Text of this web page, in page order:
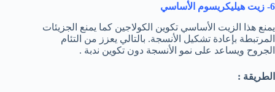
6- زيت هيليكريسوم الأساسي
يمنع هذا الزيت الأساسي تكوين الكولاجين كما يمنع الجزيئات
المرتبطة بإعادة تشكيل الأنسجة. بالتالي يعزز من التئام
الجروح ويساعد على نمو الأنسجة دون تكوين ندبة .
الطريقة :